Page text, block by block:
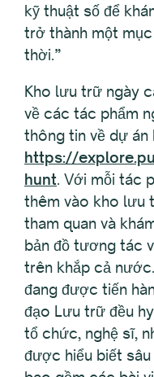
kỹ thuật số để
trở thành một
thời.”
Kho lưu trữ ngày
về các tác phẩm
thông tin về dự
https://
hunt. Với mỗi tác
thêm vào kho lưu
tham quan và
bản đồ tương tác
trên khắp cả
đang được tiến
đạo Lưu trữ đều
tổ chức, nghệ sĩ,
được hiểu biết